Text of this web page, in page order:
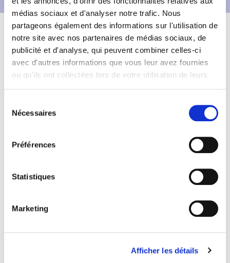
médias sociaux et d'analyser notre trafic. Nous
partageons également des informations sur l'utilisation de
notre site avec nos partenaires de médias sociaux, de
publicité et d'analyse, qui peuvent combiner celles-ci
avec d'autres informations que vous leur avez fournies
ou qu'ils ont collectées lors de votre utilisation de leurs
Nécessaires
Préférences
Statistiques
Marketing
Afficher les détails
Description Fiche technique
Informations complémentaires